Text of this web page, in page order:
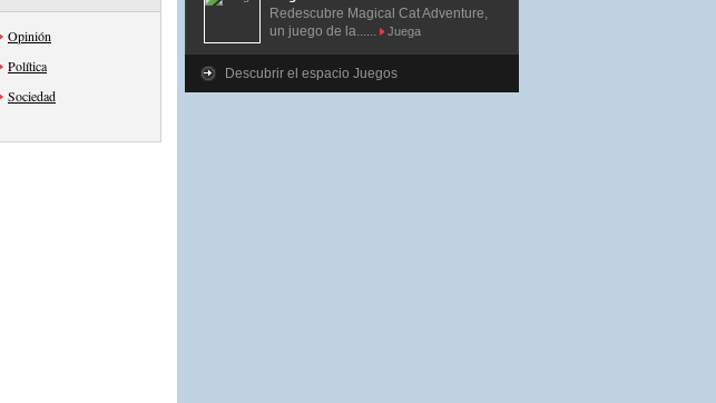
Opinión
Política
Sociedad
Redescubre Magical Cat Adventure,
un juego de la......
Juega
Descubrir el espacio Juegos